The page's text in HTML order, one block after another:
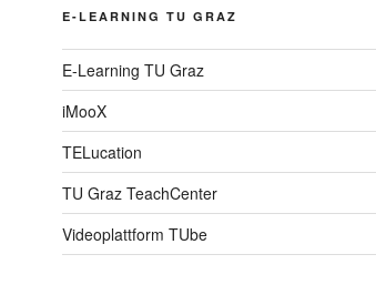
E-LEARNING TU GRAZ
E-Learning TU Graz
iMooX
TELucation
TU Graz TeachCenter
Videoplattform TUbe